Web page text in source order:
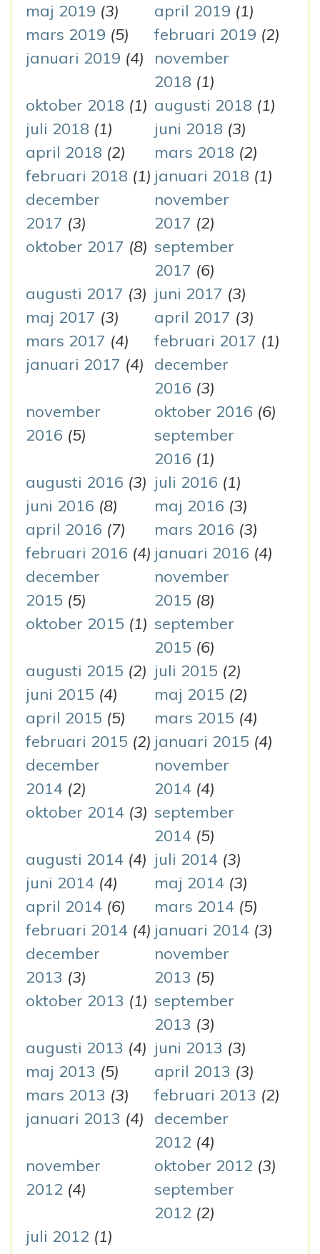
maj 2019 (3) april 2019 (1)
mars 2019 (5) februari 2019 (2)
januari 2019 (4)
november
2018 (1)
oktober 2018 (1) augusti 2018 (1)
juli 2018 (1) juni 2018 (3)
april 2018 (2) mars 2018 (2)
februari 2018 (1) januari 2018 (1)
december
2017 (3)
november
2017 (2)
oktober 2017 (8) september
2017 (6)
augusti 2017 (3) juni 2017 (3)
maj 2017 (3) april 2017 (3)
mars 2017 (4) februari 2017 (1)
januari 2017 (4)
december
2016 (3)
november
2016 (5)
oktober 2016 (6)
september
2016 (1)
augusti 2016 (3) juli 2016 (1)
juni 2016 (8) maj 2016 (3)
april 2016 (7) mars 2016 (3)
februari 2016 (4) januari 2016 (4)
december
2015 (5)
november
2015 (8)
oktober 2015 (1) september
2015 (6)
augusti 2015 (2) juli 2015 (2)
juni 2015 (4) maj 2015 (2)
april 2015 (5) mars 2015 (4)
februari 2015 (2) januari 2015 (4)
december
2014 (2)
november
2014 (4)
oktober 2014 (3) september
2014 (5)
augusti 2014 (4) juli 2014 (3)
juni 2014 (4) maj 2014 (3)
april 2014 (6) mars 2014 (5)
februari 2014 (4) januari 2014 (3)
december
2013 (3)
november
2013 (5)
oktober 2013 (1) september
2013 (3)
augusti 2013 (4) juni 2013 (3)
maj 2013 (5) april 2013 (3)
mars 2013 (3) februari 2013 (2)
januari 2013 (4)
december
2012 (4)
november
2012 (4)
oktober 2012 (3)
september
2012 (2)
juli 2012 (1)